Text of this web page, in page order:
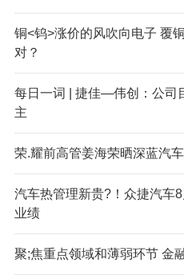
铜<钨>涨价的风吹向电子 覆
对？
每日一词 | 捷佳—伟创：公司
主
荣.耀前高管姜海荣晒深蓝汽
汽车热管理新贵?！众捷汽车
业绩
聚;焦重点领域和薄弱环节 金